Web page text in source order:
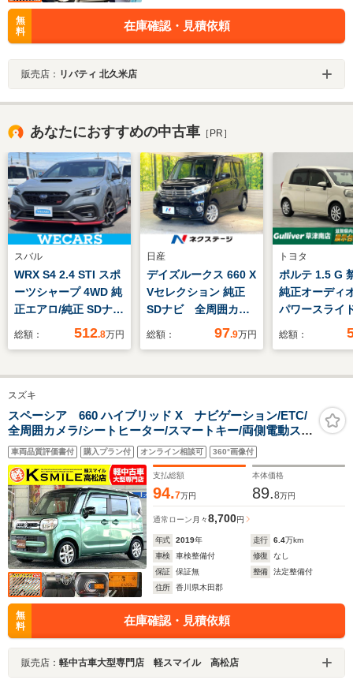
無
料
在庫確認・見積依頼
販売店： リバティ 北久米店
あなたにおすすめの中古車 ［PR］
スバル
WRX S4 2.4 STI スポ
ーツシャープ 4WD 純
正エアロ/純正 SDナ
ビ/衝突安全装置/シー
ム/シート ハーフレザ
ー/ドライブレコーダ
ー 純正/ヘッドランプ
LED/USBジャック
総額： 512.8万円
日産
デイズルークス 660 X
Vセレクション 純正
SDナビ 全周囲カメ
ラ 両側電動ドア 衝
ー ETC 純正15イ
イト オートエアコ
ン Bluetooth
CD DVD再生 フル
セグ
総額： 97.9万円
トヨタ
ポルテ 1.5 G
純正オーディ
パワースライ
ドラレコ
ンプ プライバ
ナノイー付き
アコン シート
総額：
スズキ
スペーシア 660 ハイブリッド X ナビゲーション/ETC/
全周囲カメラ/シートヒーター/スマートキー/両側電動スラ
イドドア/衝突被害軽減システム/レーンキープアシスト/ク
リアランスソナー/LEDヘッドライト/オートライト/フロア
マット
車両品質評価書付 購入プラン付 オンライン相談可 360°画像付
支払総額
94.7万円
本体価格
89.8万円
通常ローン 月々8,700円
年式 2019年 走行 6.4万km
車検
車検整備付 修復
なし
保証
保証無 整備
法定整備付
住所
香川県木田郡
無
料
在庫確認・見積依頼
販売店： 軽中古車大型専門店 軽スマイル 高松店